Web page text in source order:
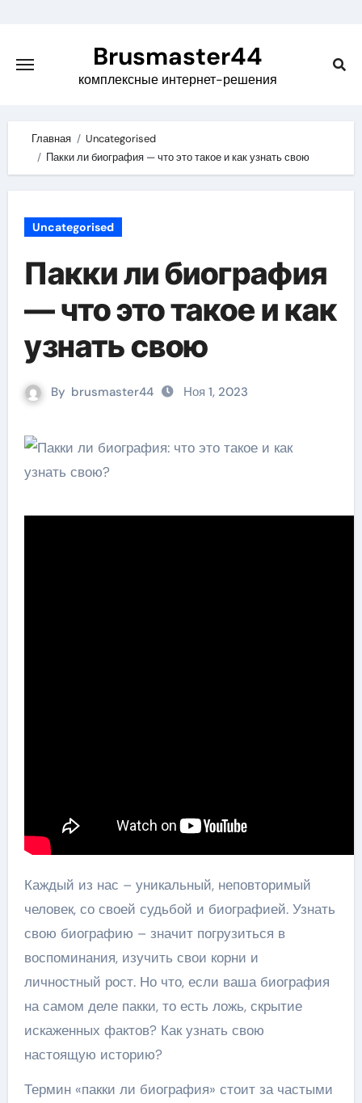
content
Brusmaster44
комплексные интернет-решения
Главная
Uncategorised
Пакки ли биография — что это такое и как узнать свою
Uncategorised
Пакки ли биография
— что это такое и как
узнать свою
By brusmaster44 Ноя 1, 2023
Каждый из нас – уникальный, неповторимый
человек, со своей судьбой и биографией. Узнать
свою биографию – значит погрузиться в
воспоминания, изучить свои корни и
личностный рост. Но что, если ваша биография
на самом деле пакки, то есть ложь, скрытие
искаженных фактов? Как узнать свою
настоящую историю?
Термин «пакки ли биография» стоит за частыми